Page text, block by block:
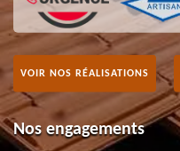
VOIR NOS RÉALISATIONS
Nos engagements